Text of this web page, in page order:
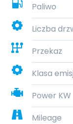
Paliwo
Liczba
Przekaz
Klasa
Power KW
Mileage